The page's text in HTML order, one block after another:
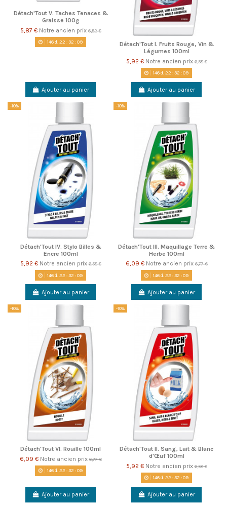
Détach'Tout V. Taches Tenaces &
Graisse 100g
5,87 € Notre ancien prix 6,52 €
146d. 22 :32 :09
Ajouter au panier
Détach'Tout I. Fruits Rouge, Vin &
Légumes 100ml
5,92 € Notre ancien prix6,58 €
146d. 22 :32 :09
Ajouter au panier
-10%
Détach'Tout IV. Stylo Billes &
Encre 100ml
5,92 € Notre ancien prix6,58 €
146d. 22 :32 :09
Ajouter au panier
-10%
Détach'Tout III. Maquillage Terre &
Herbe 100ml
6,09 € Notre ancien prix6,77 €
146d. 22 :32 :09
Ajouter au panier
-10%
Détach'Tout VI. Rouille 100ml
6,09 € Notre ancien prix6,77 €
146d.22 :32 :09
Ajouter au panier
-10%
Détach'Tout II. Sang, Lait & Blanc
d'Œuf 100ml
5,92 € Notre ancien prix6,58 €
146d.22 :32 :09
Ajouter au panier